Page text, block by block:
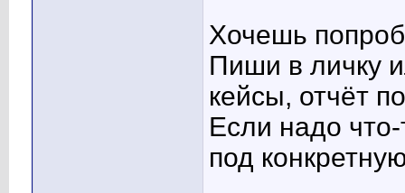
Хочешь
Пиши в личку
кейсы, отчёт
Если надо
под